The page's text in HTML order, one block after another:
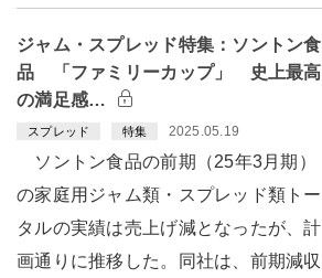
ジャム・スプレッド特集：ソントン食
品 「ファミリーカップ」 史上最高
の満足感…
スプレッド 特集 2025.05.19
ソントン食品の前期（25年3月期）
の家庭用ジャム類・スプレッド類トー
タルの実績は売上げ減となったが、計
画通りに推移した。同社は、前期減収